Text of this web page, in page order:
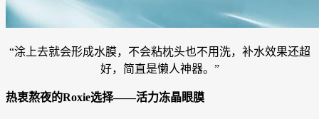
“涂上去就会形成水膜，不会粘枕头也不用洗，补水效果还超
好，简直是懒人神器。”
热衷熬夜的Roxie选择——活力冻晶眼膜